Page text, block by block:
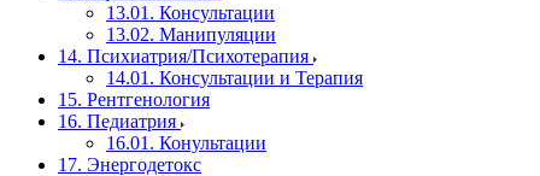
13.01. Консультации
13.02. Манипуляции
14. Психиатрия/Психотерапия
14.01. Консультации и Терапия
15. Рентгенология
16. Педиатрия
16.01. Конультации
17. Энергодетокс